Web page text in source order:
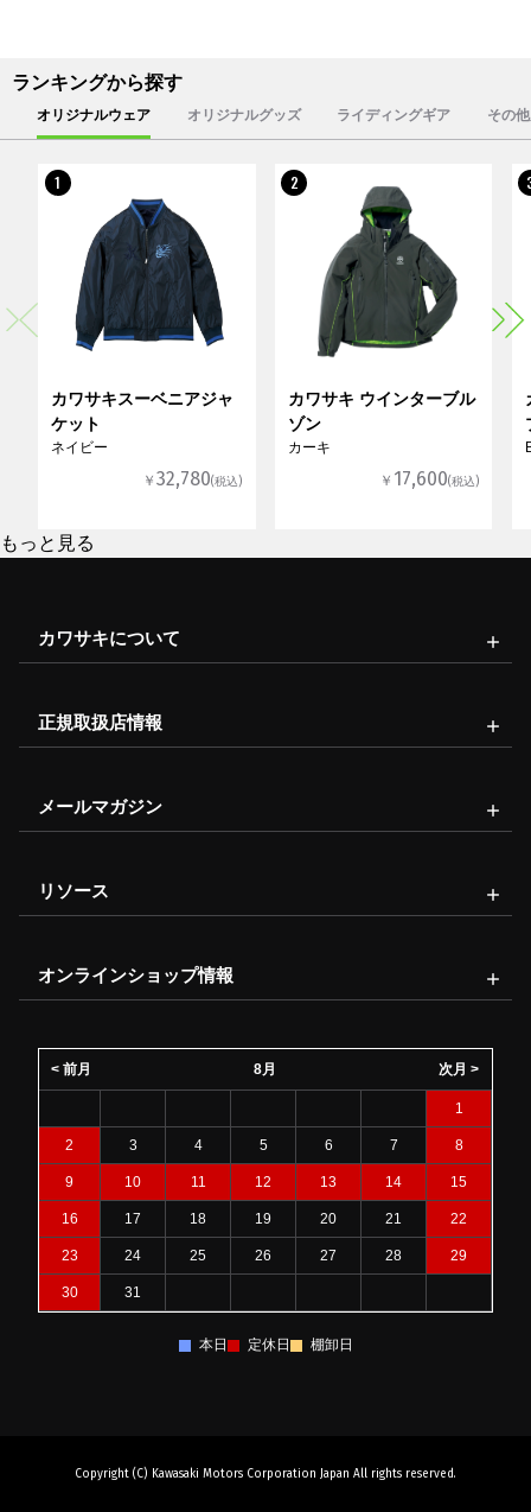
ランキングから探す
オリジナルウェア オリジナルグッズ ライディングギア その
1
カワサキスーベニアジャ
ケット
ネイビー
￥32,780(税込)
2
カワサキ ウインターブル
ゾン
カーキ
￥ 17,600(税込)
もっと見る
カワサキについて
正規取扱店情報
メールマガジン
リソース
オンラインショップ情報
8月
< 前月 次月 >
1
2 3 4 5 6 7 8
9 10 11 12 13 14 15
16 17 18 19 20 21 22
23 24 25 26 27 28 29
30 31
本日 定休日 棚卸日
Copyright (C) Kawasaki Motors Corporation Japan All rights reserved.